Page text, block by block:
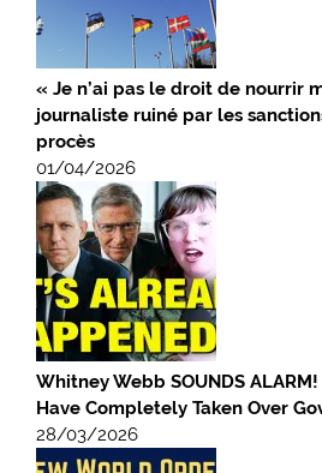
« Je n’ai pas le droit de nourrir
journaliste ruiné par les
procès
01/04/2026
Whitney Webb SOUNDS
Have Completely Taken Over
28/03/2026